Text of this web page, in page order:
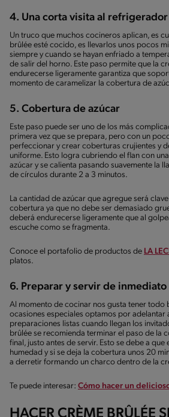
4. Una corta visita al refrigerador
Un truco que muchos cocineros aplican, es
brûlée esté cocido, es llevarlos unos pocos
siempre y cuando se hayan enfriado a
de salir del horno. Este paso permite que la
endurecerse ligeramente garantiza que
momento de caramelizar la cobertura de
5. Cobertura de azúcar
Este paso puede ser uno de los más
primera vez que se prepara, pero con un
perfeccionar y crear coberturas crujientes y
uniforme. Esto logra cubriendo el flan con
azúcar y se calienta pasando suavemente la
de círculos durante 2 a 3 minutos.
La cantidad de azúcar que agregue será
cobertura ya que no debe ser demasiado
deberá endurecerse ligeramente que al
escuche como se fragmenta.
Conoce el portafolio de productos de LA
platos.
6. Preparar y servir de inmediato
Al momento de cocinar nos gusta tener todo
ocasiones especiales optamos por adelantar
preparaciones listas cuando llegan los
brûlée se recomienda terminar el paso de la
final, justo antes de servir. Esto se debe a que
humedad y si se deja la cobertura unos 20
a derretir formando un charco dentro de la
Te puede interesar: Cómo hacer un
HACER CRÈME BRÛLÉE